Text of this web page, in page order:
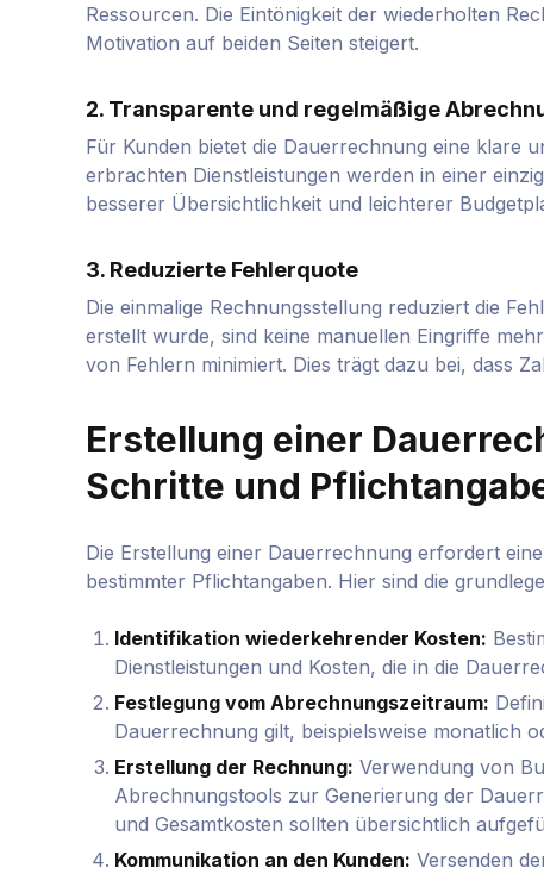
Ressourcen. Die Eintönigkeit der wiederholten
Motivation auf beiden Seiten steigert.
2. Transparente und regelmäßige
Für Kunden bietet die Dauerrechnung eine klare
erbrachten Dienstleistungen werden in einer
besserer Übersichtlichkeit und leichterer
3. Reduzierte Fehlerquote
Die einmalige Rechnungsstellung reduziert die
erstellt wurde, sind keine manuellen Eingriffe
von Fehlern minimiert. Dies trägt dazu bei, dass
Erstellung einer
Schritte und
Die Erstellung einer Dauerrechnung erfordert
bestimmter Pflichtangaben. Hier sind die
Identifikation wiederkehrender Kosten:
Dienstleistungen und Kosten, die in die
Festlegung vom Abrechnungszeitraum:
Dauerrechnung gilt, beispielsweise monatlich
Erstellung der Rechnung: Verwendung von
Abrechnungstools zur Generierung der
und Gesamtkosten sollten übersichtlich
Kommunikation an den Kunden: Versenden